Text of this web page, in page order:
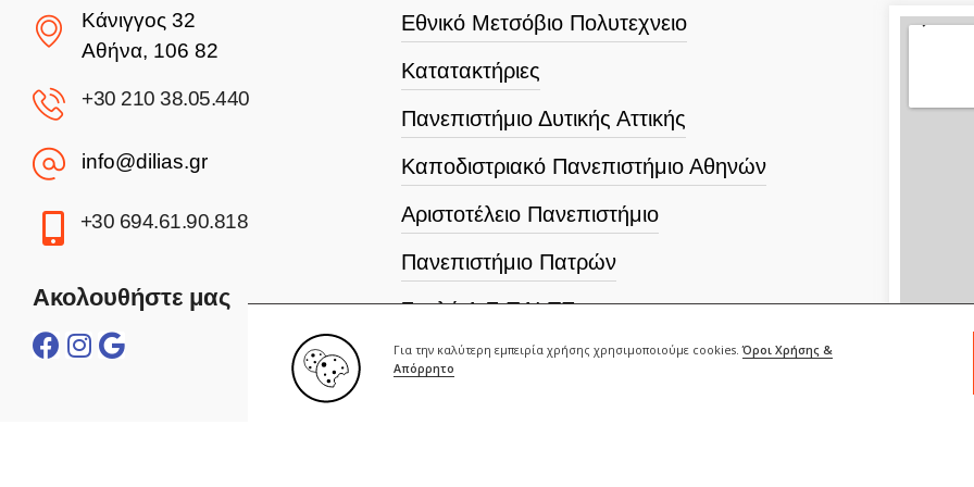
Για την καλύτερη εμπειρία χρήσης χρησιμοποιούμε cookies.Όροι Χρήσης &
Απόρρητο
Κάνιγγος 32
Αθήνα, 106 82
+30 210 38.05.440
info@dilias.gr
+30 694.61.90.818
Ακολουθήστε μας
Εθνικό Μετσόβιο Πολυτεχνειο
Κατατακτήριες
Πανεπιστήμιο Δυτικής Αττικής
Καποδιστριακό Πανεπιστήμιο Αθηνών
Αριστοτέλειο Πανεπιστήμιο
Πανεπιστήμιο Πατρών
Σχολή Α.Σ.ΠΑΙ.ΤΕ
Γεωπονικό Πανεπιστήμιο Αθηνών